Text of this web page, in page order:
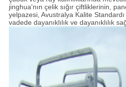
jinghua'nın çelik sığır çiftliklerinin,
yelpazesi, Avustralya Kalite
vadede dayanıklılık ve dayanıklılık